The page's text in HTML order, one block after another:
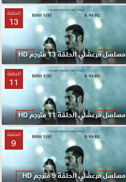
الحلقة
13
مسلسل مرعشلي الحلقة 13 مترجم HD
الحلقة
11
مسلسل مرعشلي الحلقة 11 مترجم HD
الحلقة
9
مسلسل مرعشلي الحلقة 9 مترجم HD